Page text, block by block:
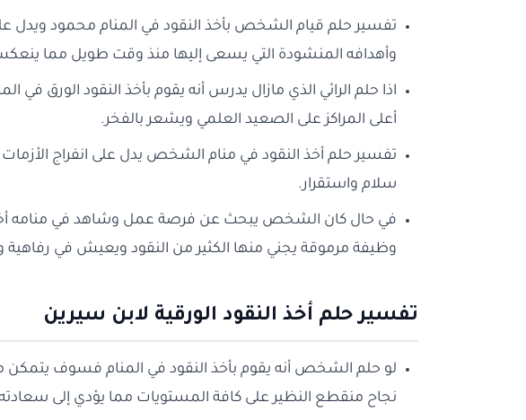
تفسير حلم قيام الشخص بأخذ النقود في المنام محمود ويدل
وأهدافه المنشودة التي يسعى إليها منذ وقت طويل مما
اذا حلم الرائي الذي مازال يدرس أنه يقوم بأخذ النقود الورق
أعلى المراكز على الصعيد العلمي ويشعر بالفخر.
تفسير حلم أخذ النقود في منام الشخص يدل على انفراج
سلام واستقرار.
في حال كان الشخص يبحث عن فرصة عمل وشاهد في منامه
وظيفة مرموقة يجني منها الكثير من النقود ويعيش في رفاهية
تفسير حلم أخذ النقود الورقية لابن سيرين
لو حلم الشخص أنه يقوم بأخذ النقود في المنام فسوف
نجاح منقطع النظير على كافة المستويات مما يؤدي إلى سعادته